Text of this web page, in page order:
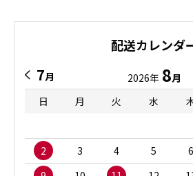
配送カレンダ
7月 2026年 8月
日
月 火 水
2
3 4 5 6